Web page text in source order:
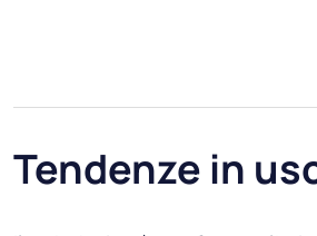
Tendenze in